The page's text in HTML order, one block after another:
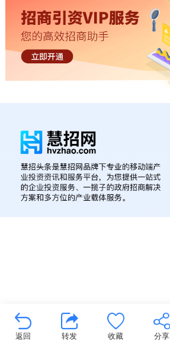
返回 转发 收藏 分享